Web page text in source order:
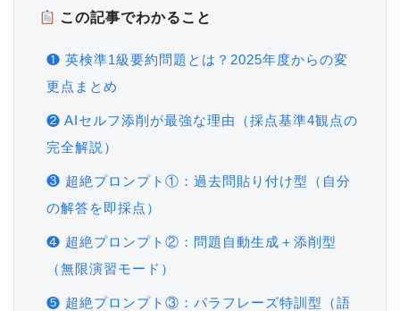
この記事でわかること
❶ 英検準1級要約問題とは？2025年度からの変
更点まとめ
❷ AIセルフ添削が最強な理由（採点基準4観点の
完全解説）
❸ 超絶プロンプト①：過去問貼り付け型（自分
の解答を即採点）
❹ 超絶プロンプト②：問題自動生成＋添削型
（無限演習モード）
❺ 超絶プロンプト③：パラフレーズ特訓型（語